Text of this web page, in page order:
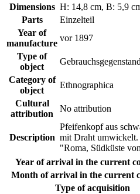
Dimensions H: 14,8 cm, B: 5,9
Parts
Einzelteil
Year of
manufacture
vor 1897
Type of
object
Category of
object
Ethnographica
Cultural
attribution
No attribution
Description
Pfeifenkopf aus
mit Draht
"Roma, Südküste
Year of arrival in the current
Month of arrival in the current
Type of acquisition